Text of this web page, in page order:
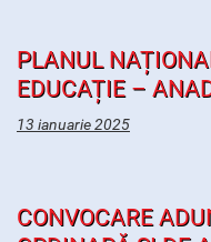
PLANUL
EDUCAȚIE –
13 ianuarie 2025
CONVOCARE